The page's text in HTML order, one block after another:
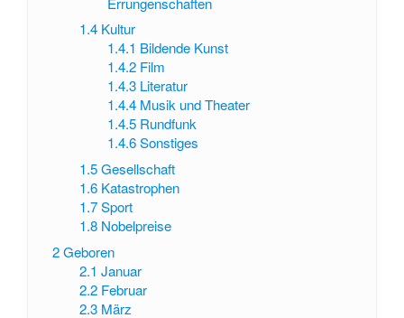
1.4 Kultur
1.4.1 Bildende Kunst
1.4.2 Film
1.4.3 Literatur
1.4.4 Musik und Theater
1.4.5 Rundfunk
1.4.6 Sonstiges
1.5 Gesellschaft
1.6 Katastrophen
1.7 Sport
1.8 Nobelpreise
2Geboren
2.1 Januar
2.2 Februar
2.3 März